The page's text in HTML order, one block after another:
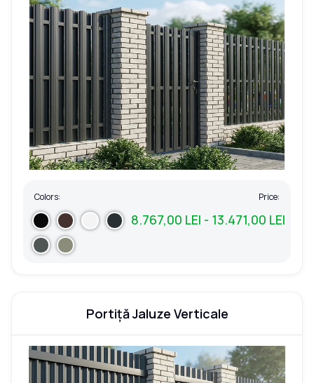
Colors: Price:
8.767,00 LEI - 13.471,00 LEI
Portiță Jaluze Verticale